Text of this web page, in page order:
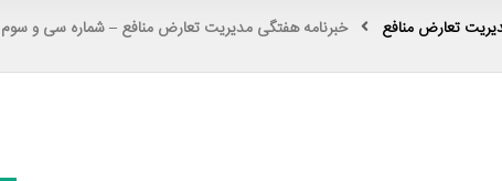
تعارض منافع خبرنامه هفتگی مدیریت تعارض منافع – شماره سی‌ و سوم